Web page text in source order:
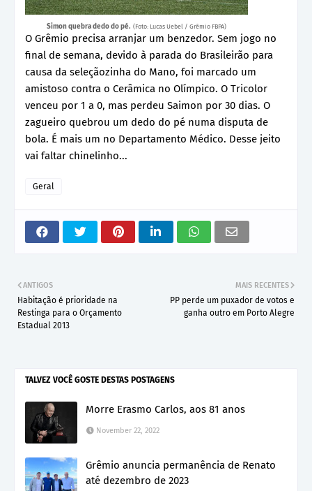
Simon quebra dedo do pé. (Foto: Lucas Uebel / Grêmio FBPA)
O Grêmio precisa arranjar um benzedor. Sem jogo no
final de semana, devido à parada do Brasileirão para
causa da seleçãozinha do Mano, foi marcado um
amistoso contra o Cerâmica no Olímpico. O Tricolor
venceu por 1 a 0, mas perdeu Saimon por 30 dias. O
zagueiro quebrou um dedo do pé numa disputa de
bola. É mais um no Departamento Médico. Desse jeito
vai faltar chinelinho...
Geral
MAIS RECENTES
PP perde um puxador de votos e
ganha outro em Porto Alegre
ANTIGOS
Habitação é prioridade na
Restinga para o Orçamento
Estadual 2013
TALVEZ VOCÊ GOSTE DESTAS POSTAGENS
Morre Erasmo Carlos, aos 81 anos
November 22, 2022
Grêmio anuncia permanência de Renato
até dezembro de 2023